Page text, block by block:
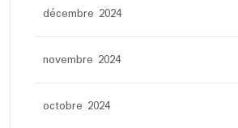
décembre 2024
novembre 2024
octobre 2024